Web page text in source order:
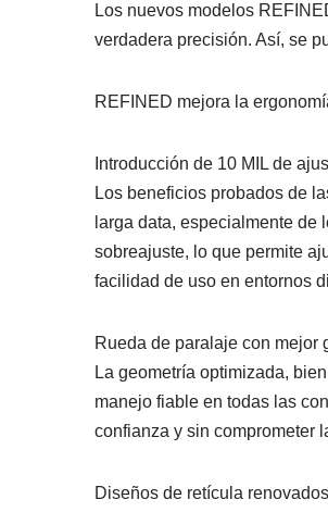
Los nuevos modelos
verdadera precisión. Así, se
REFINED mejora la
Introducción de 10 MIL de
Los beneficios probados de
larga data, especialmente
sobreajuste, lo que permite
facilidad de uso en entornos
Rueda de paralaje con mejor
La geometría optimizada,
manejo fiable en todas las
confianza y sin comprometer
Diseños de retícula